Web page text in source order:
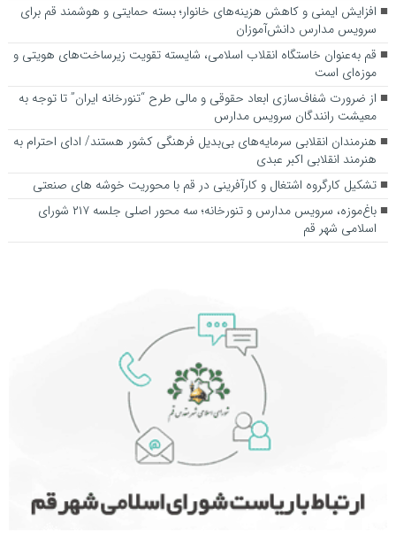
افزایش ایمنی و کاهش هزینه‌های خانوار؛ بسته حمایتی و هوشمند قم برای
سرویس مدارس دانش‌آموزان
قم به‌عنوان خاستگاه انقلاب اسلامی، شایسته تقویت زیرساخت‌های هویتی و
موزه‌ای است
از ضرورت شفاف‌سازی ابعاد حقوقی و مالی طرح “تنورخانه ایران” تا توجه به
معیشت رانندگان سرویس مدارس
هنرمندان انقلابی سرمایه‌های بی‌بدیل فرهنگی کشور هستند/ ادای احترام به
هنرمند انقلابی اکبر عبدی
تشکیل کارگروه اشتغال و کارآفرینی در قم با محوریت خوشه های صنعتی
باغ‌موزه، سرویس مدارس و تنورخانه؛ سه محور اصلی جلسه ۲۱۷ شورای
اسلامی شهر قم